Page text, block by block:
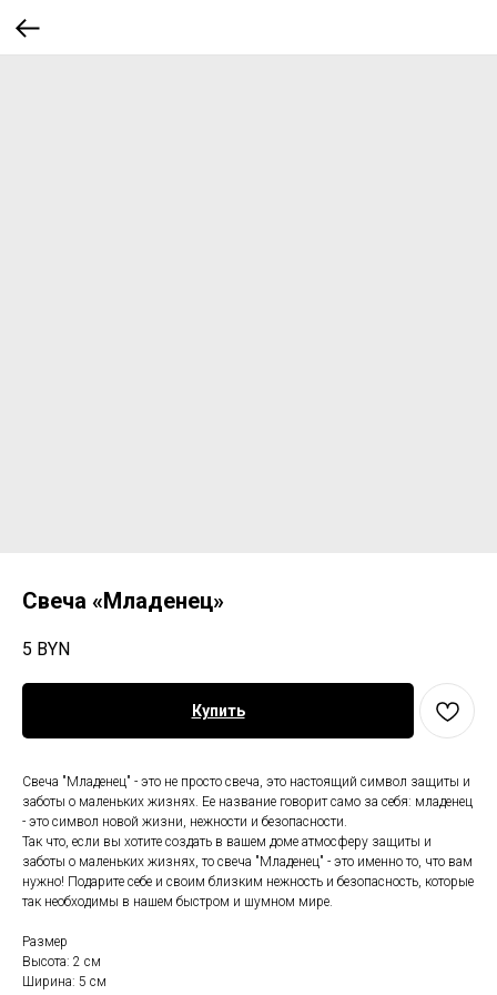
Свеча «Младенец»
5 BYN
Купить
Свеча "Младенец" - это не просто свеча, это настоящий символ защиты и
заботы о маленьких жизнях. Ее название говорит само за себя: младенец
- это символ новой жизни, нежности и безопасности.
Так что, если вы хотите создать в вашем доме атмосферу защиты и
заботы о маленьких жизнях, то свеча "Младенец" - это именно то, что вам
нужно! Подарите себе и своим близким нежность и безопасность, которые
так необходимы в нашем быстром и шумном мире.
Размер
Высота: 2 см
Ширина: 5 см